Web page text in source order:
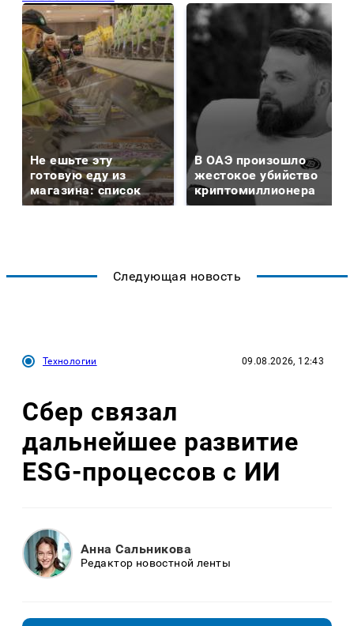
Не ешьте эту
готовую еду из
магазина: список
В ОАЭ произошло
жестокое убийство
криптомиллионера
Следующая новость
Технологии 09.08.2026, 12:43
Сбер связал
дальнейшее развитие
ESG-процессов с ИИ
Анна Сальникова
Редактор новостной ленты